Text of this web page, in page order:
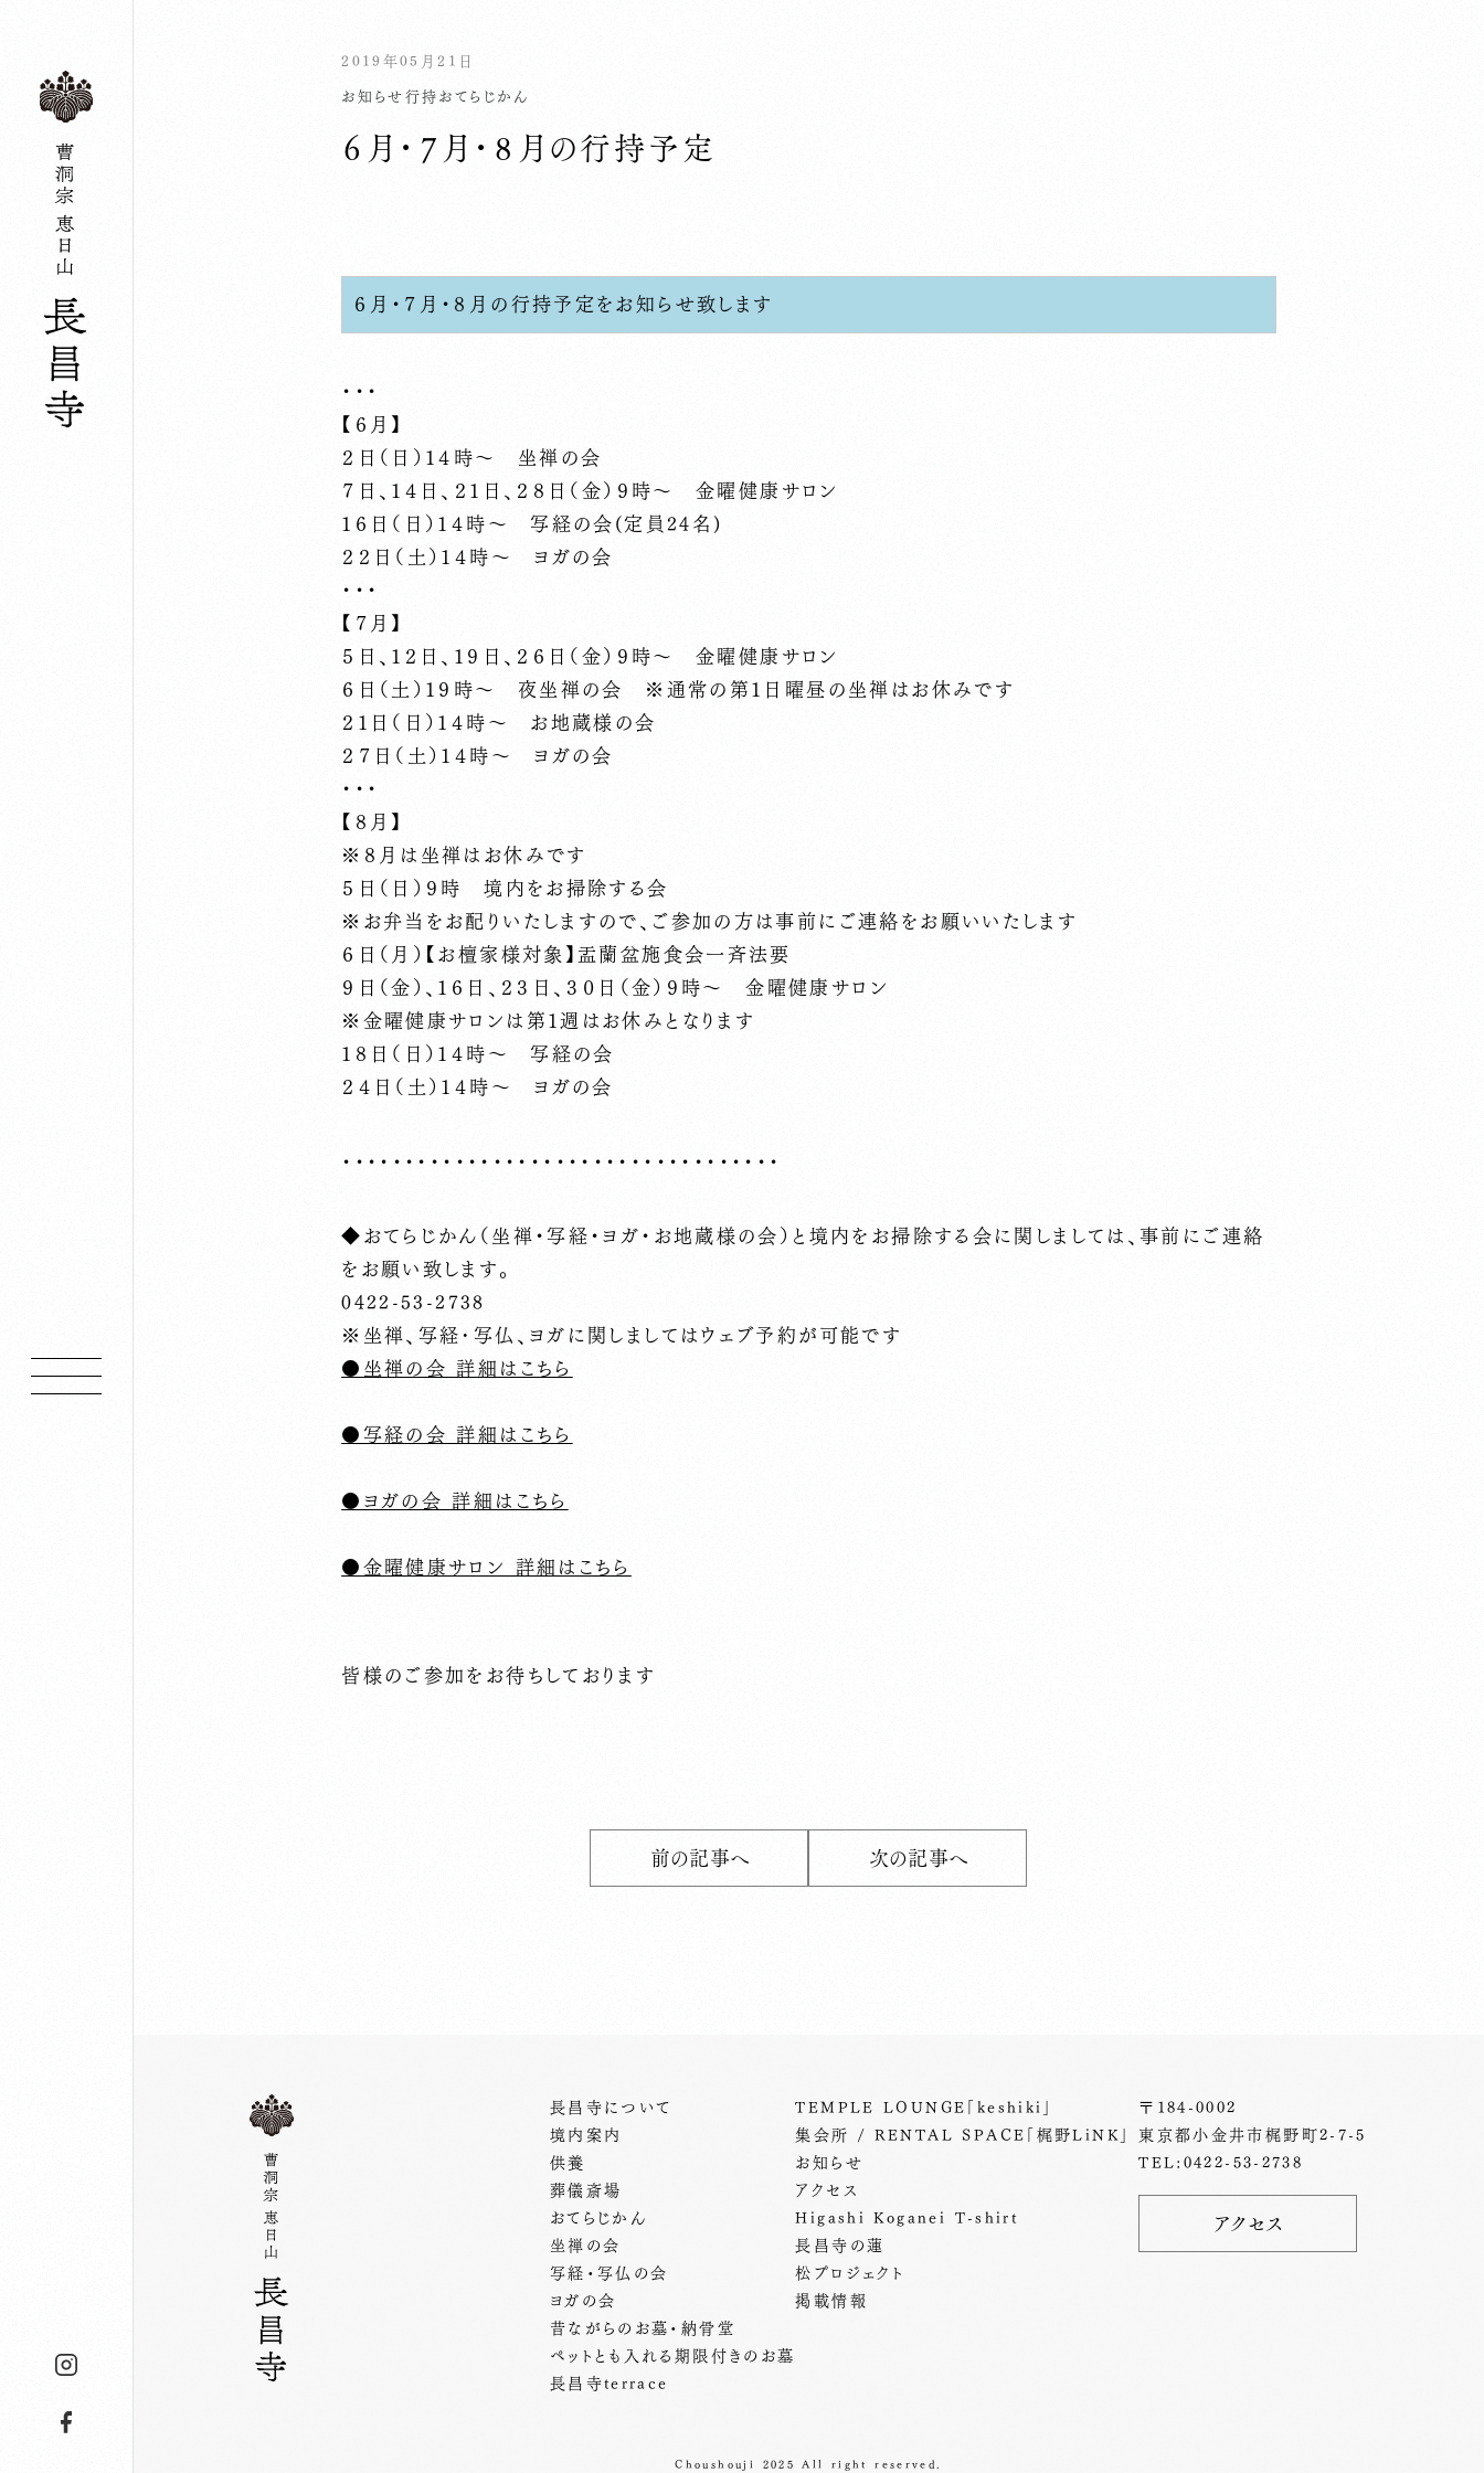
2019年05月21日
お知らせ 行持 おてらじかん
６月・７月・８月の行持予定
６月・７月・８月の行持予定をお知らせ致します
・・・
【６月】
２日（日）１４時～ 坐禅の会
７日、１４日、２１日、２８日（金）９時～ 金曜健康サロン
１６日（日）１４時～ 写経の会(定員24名)
２２日（土）１４時～ ヨガの会
・・・
【７月】
５日、１２日、１９日、２６日（金）９時～ 金曜健康サロン
６日（土）１９時～ 夜坐禅の会 ※通常の第１日曜昼の坐禅はお休みです
２１日（日）１４時～ お地蔵様の会
２７日（土）１４時～ ヨガの会
・・・
【８月】
※８月は坐禅はお休みです
５日（日）９時 境内をお掃除する会
※お弁当をお配りいたしますので、ご参加の方は事前にご連絡をお願いいたします
６日（月）【お檀家様対象】盂蘭盆施食会一斉法要
９日（金）、１６日、２３日、３０日（金）９時～ 金曜健康サロン
※金曜健康サロンは第１週はお休みとなります
１８日（日）１４時～ 写経の会
２４日（土）１４時～ ヨガの会
・・・・・・・・・・・・・・・・・・・・・・・・・・・・・・・・・・・
◆おてらじかん（坐禅・写経・ヨガ・お地蔵様の会）と境内をお掃除する会に関しましては、事前にご連絡
をお願い致します。
0422-53-2738
※坐禅、写経･写仏、ヨガに関しましてはウェブ予約が可能です
●坐禅の会 詳細はこちら
●写経の会 詳細はこちら
●ヨガの会 詳細はこちら
●金曜健康サロン 詳細はこちら
皆様のご参加をお待ちしております
前の記事へ 次の記事へ
長昌寺について
境内案内
供養
葬儀斎場
おてらじかん
坐禅の会
写経・写仏の会
ヨガの会
昔ながらのお墓・納骨堂
ペットとも入れる期限付きのお墓
長昌寺terrace
TEMPLE LOUNGE「keshiki」
集会所 / RENTAL SPACE「梶野LiNK」
お知らせ
アクセス
Higashi Koganei T-shirt
長昌寺の蓮
松プロジェクト
掲載情報
〒184-0002
東京都小金井市梶野町2-7-5
TEL:0422-53-2738
アクセス
Choushouji 2025 All right reserved.